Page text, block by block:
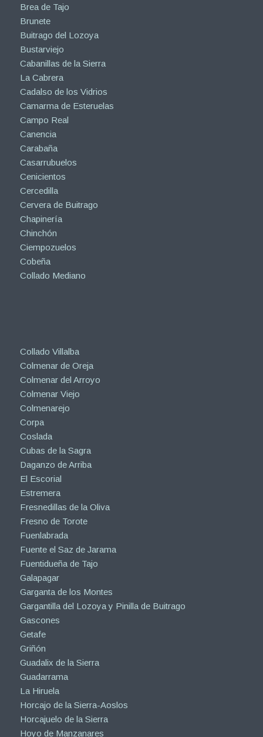
Brea de Tajo
Brunete
Buitrago del Lozoya
Bustarviejo
Cabanillas de la Sierra
La Cabrera
Cadalso de los Vidrios
Camarma de Esteruelas
Campo Real
Canencia
Carabaña
Casarrubuelos
Cenicientos
Cercedilla
Cervera de Buitrago
Chapinería
Chinchón
Ciempozuelos
Cobeña
Collado Mediano
Collado Villalba
Colmenar de Oreja
Colmenar del Arroyo
Colmenar Viejo
Colmenarejo
Corpa
Coslada
Cubas de la Sagra
Daganzo de Arriba
El Escorial
Estremera
Fresnedillas de la Oliva
Fresno de Torote
Fuenlabrada
Fuente el Saz de Jarama
Fuentidueña de Tajo
Galapagar
Garganta de los Montes
Gargantilla del Lozoya y Pinilla de Buitrago
Gascones
Getafe
Griñón
Guadalix de la Sierra
Guadarrama
La Hiruela
Horcajo de la Sierra-Aoslos
Horcajuelo de la Sierra
Hoyo de Manzanares